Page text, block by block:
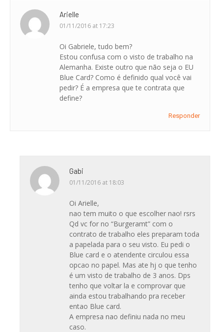
Arielle
01/11/2016 at 17:23
Oi Gabriele, tudo bem?
Estou confusa com o visto de trabalho na
Alemanha. Existe outro que não seja o EU
Blue Card? Como é definido qual você vai
pedir? É a empresa que te contrata que
define?
Responder
Gabi
01/11/2016 at 18:03
Oi Arielle,
nao tem muito o que escolher nao! rsrs
Qd vc for no “Burgeramt” com o
contrato de trabalho eles preparam toda
a papelada para o seu visto. Eu pedi o
Blue card e o atendente circulou essa
opcao no papel. Mas ate hj o que tenho
é um visto de trabalho de 3 anos. Dps
tenho que voltar la e comprovar que
ainda estou trabalhando pra receber
entao Blue card.
A empresa nao definiu nada no meu
caso.